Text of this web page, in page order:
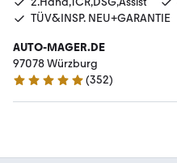
TÜV&INSP. NEU+GARANTIE
AUTO-MAGER.DE
97078 Würzburg
5 Sterne
(352)